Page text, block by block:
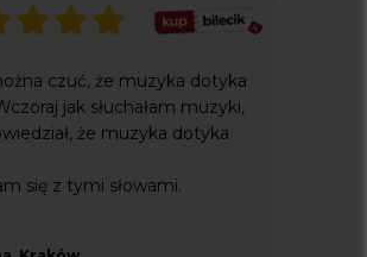
czuć, że muzyka dotyka
jak słuchałam muzyki,
że muzyka dotyka
się z tymi słowami.